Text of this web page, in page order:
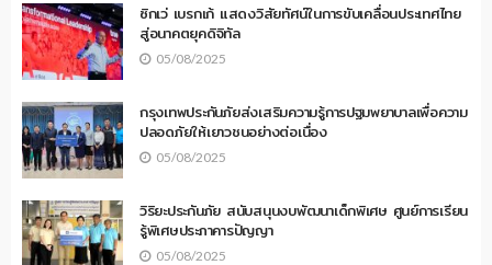
ซิกเว่ เบรกเก้ แสดงวิสัยทัศน์ในการขับเคลื่อนประเทศไทย
สู่อนาคตยุคดิจิทัล
05/08/2025
กรุงเทพประกันภัยส่งเสริมความรู้การปฐมพยาบาลเพื่อความ
ปลอดภัยให้เยาวชนอย่างต่อเนื่อง
05/08/2025
วิริยะประกันภัย สนับสนุนงบพัฒนาเด็กพิเศษ ศูนย์การเรียน
รู้พิเศษประภาคารปัญญา
05/08/2025